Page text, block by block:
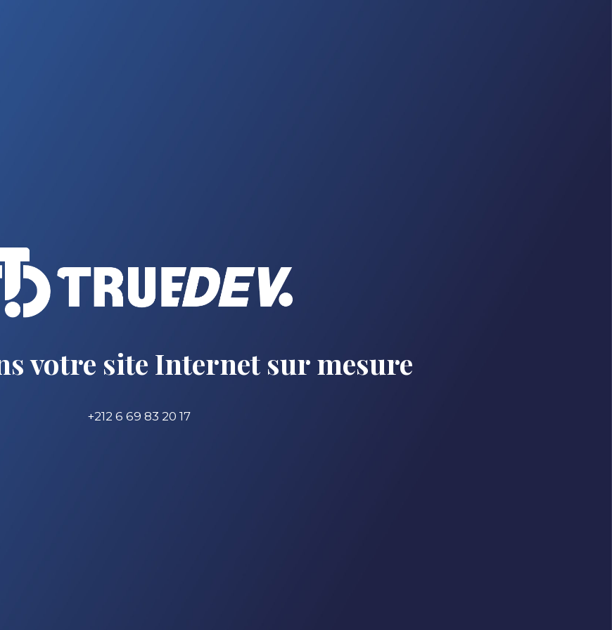
votre site Internet sur mesure
+212 6 69 83 20 17